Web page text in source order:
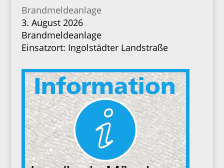
Brandmeldeanlage
3. August 2026
Brandmeldeanlage
Einsatzort: Ingolstädter Landstraße